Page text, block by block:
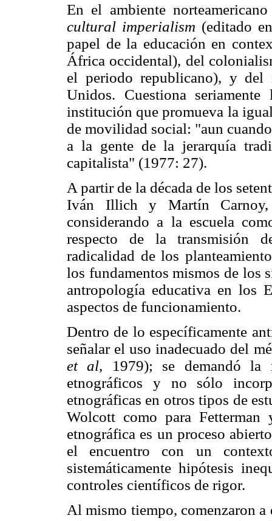
En el ambiente
cultural imperialism (editado
papel de la educación en
África occidental), del
el periodo republicano), y del
Unidos. Cuestiona
institución que promueva la
de movilidad social: "aun
a la gente de la jerarquía
capitalista" (1977: 27).
A partir de la década de los
Iván Illich y Martín
considerando a la escuela
respecto de la transmisión
radicalidad de los
los fundamentos mismos de los
antropología educativa en los
aspectos de funcionamiento.
Dentro de lo específicamente
señalar el uso inadecuado del
et al, 1979); se demandó la
etnográficos y no sólo
etnográficas en otros tipos de
Wolcott como para
etnográfica es un proceso
el encuentro con un
sistemáticamente hipótesis
controles científicos de rigor.
Al mismo tiempo, comenzaron